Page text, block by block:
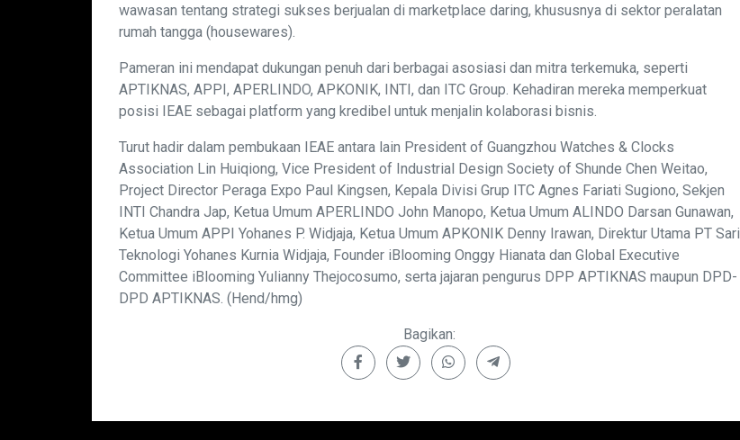
wawasan tentang strategi sukses berjualan di marketplace daring, khususnya di sektor peralatan
rumah tangga (housewares).
Pameran ini mendapat dukungan penuh dari berbagai asosiasi dan mitra terkemuka, seperti
APTIKNAS, APPI, APERLINDO, APKONIK, INTI, dan ITC Group. Kehadiran mereka memperkuat
posisi IEAE sebagai platform yang kredibel untuk menjalin kolaborasi bisnis.
Turut hadir dalam pembukaan IEAE antara lain President of Guangzhou Watches & Clocks
Association Lin Huiqiong, Vice President of Industrial Design Society of Shunde Chen Weitao,
Project Director Peraga Expo Paul Kingsen, Kepala Divisi Grup ITC Agnes Fariati Sugiono, Sekjen
INTI Chandra Jap, Ketua Umum APERLINDO John Manopo, Ketua Umum ALINDO Darsan Gunawan,
Ketua Umum APPI Yohanes P. Widjaja, Ketua Umum APKONIK Denny Irawan, Direktur Utama PT Sari
Teknologi Yohanes Kurnia Widjaja, Founder iBlooming Onggy Hianata dan Global Executive
Committee iBlooming Yulianny Thejocosumo, serta jajaran pengurus DPP APTIKNAS maupun DPD-
DPD APTIKNAS. (Hend/hmg)
Bagikan: